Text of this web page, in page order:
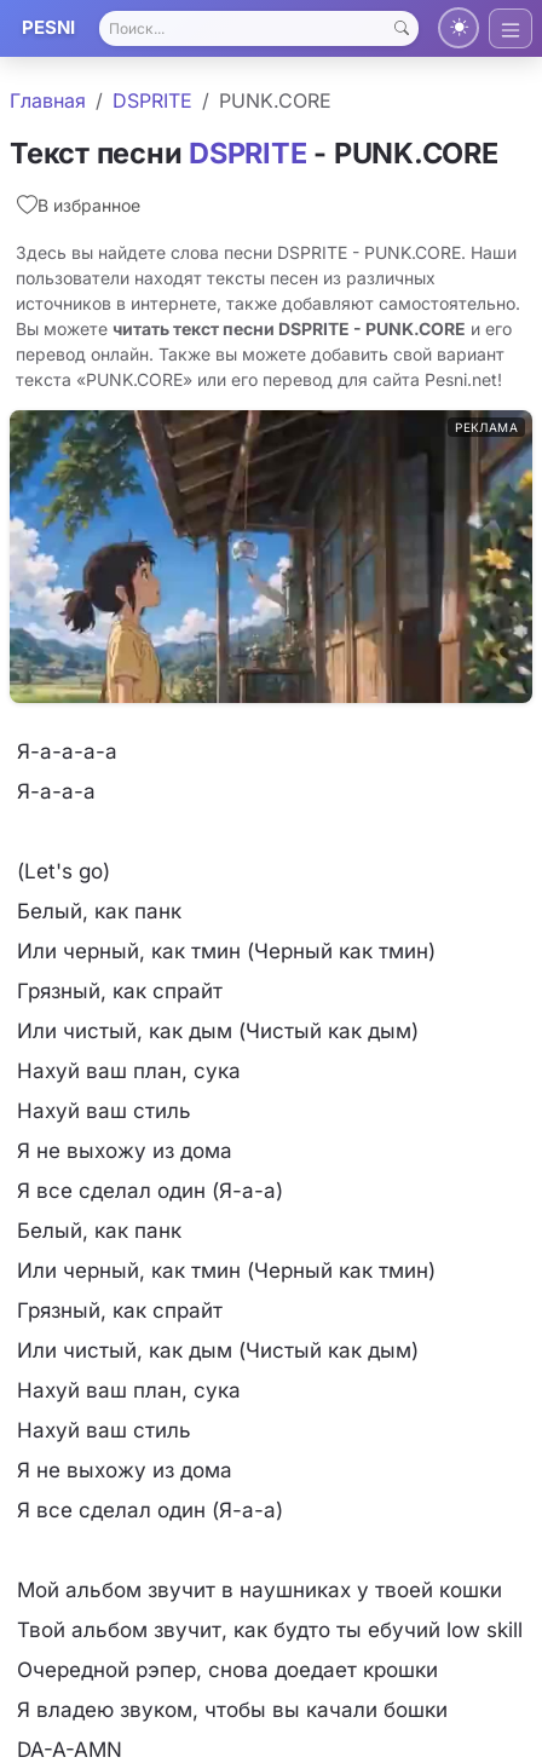
PESNI
Главная DSPRITE PUNK.CORE
Текст песни DSPRITE - PUNK.CORE
В избранное
Здесь вы найдете слова песни DSPRITE - PUNK.CORE. Наши
пользователи находят тексты песен из различных
источников в интернете, также добавляют самостоятельно.
Вы можете читать текст песни DSPRITE - PUNK.CORE и его
перевод онлайн. Также вы можете добавить свой вариант
текста «PUNK.CORE» или его перевод для сайта Pesni.net!
РЕКЛАМА
Я-а-а-а-а
Я-а-а-а
(Let's go)
Белый, как панк
Или черный, как тмин (Черный как тмин)
Грязный, как спрайт
Или чистый, как дым (Чистый как дым)
Нахуй ваш план, сука
Нахуй ваш стиль
Я не выхожу из дома
Я все сделал один (Я-а-а)
Белый, как панк
Или черный, как тмин (Черный как тмин)
Грязный, как спрайт
Или чистый, как дым (Чистый как дым)
Нахуй ваш план, сука
Нахуй ваш стиль
Я не выхожу из дома
Я все сделал один (Я-а-а)
Мой альбом звучит в наушниках у твоей кошки
Твой альбом звучит, как будто ты ебучий low skill
Очередной рэпер, снова доедает крошки
Я владею звуком, чтобы вы качали бошки
DA-A-AMN